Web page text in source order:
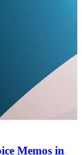
Memos in